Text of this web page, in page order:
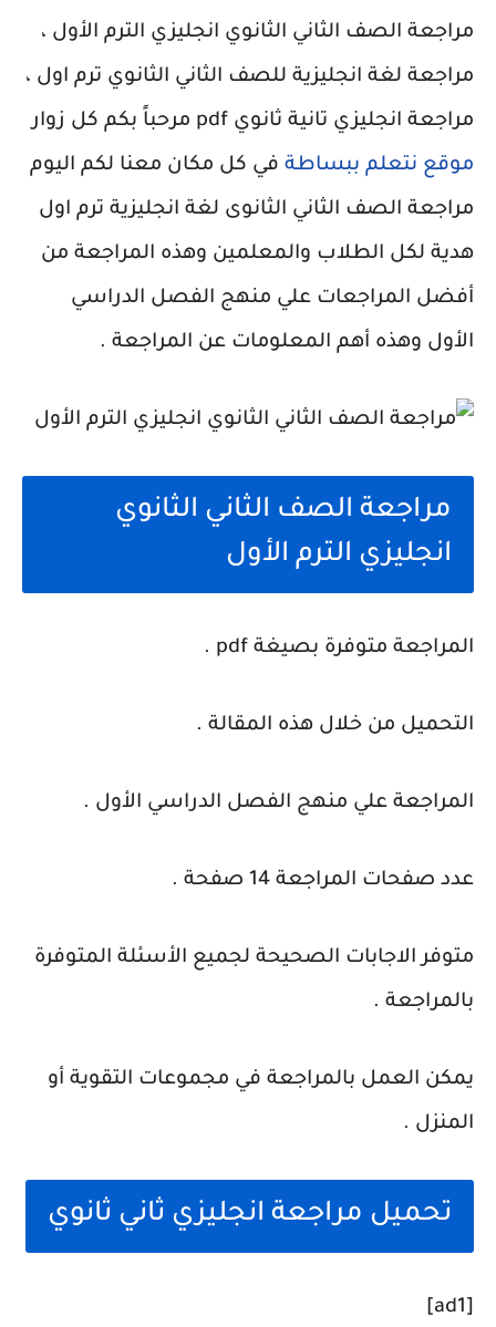
مراجعة الصف الثاني الثانوي انجليزي الترم الأول ،
مراجعة لغة انجليزية للصف الثاني الثانوي ترم اول ،
مراجعة انجليزي تانية ثانوي pdf مرحباً بكم كل زوار
موقع نتعلم ببساطة في كل مكان معنا لكم اليوم
مراجعة الصف الثاني الثانوى لغة انجليزية ترم اول
هدية لكل الطلاب والمعلمين وهذه المراجعة من
أفضل المراجعات علي منهج الفصل الدراسي
الأول وهذه أهم المعلومات عن المراجعة .
مراجعة الصف الثاني الثانوي
انجليزي الترم الأول
المراجعة متوفرة بصيغة pdf .
التحميل من خلال هذه المقالة .
المراجعة علي منهج الفصل الدراسي الأول .
عدد صفحات المراجعة 14 صفحة .
متوفر الاجابات الصحيحة لجميع الأسئلة المتوفرة
بالمراجعة .
يمكن العمل بالمراجعة في مجموعات التقوية أو
المنزل .
تحميل مراجعة انجليزي ثاني ثانوي
[ad1]